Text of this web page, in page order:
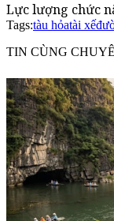
Lực lượng chức
Tags:tàu hỏatài xế
TIN CÙNG